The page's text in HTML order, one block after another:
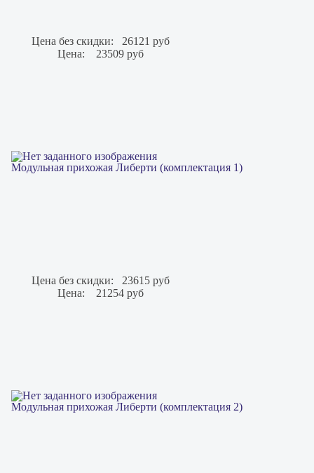
Цена без скидки:
26121 руб
Цена:
23509 руб
Модульная прихожая Либерти (комплектация 1)
Цена без скидки:
23615 руб
Цена:
21254 руб
Модульная прихожая Либерти (комплектация 2)